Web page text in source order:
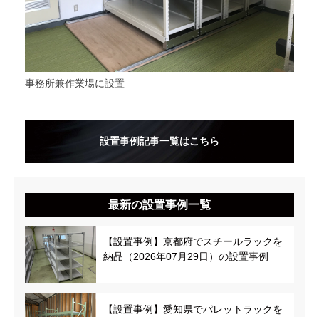
事務所兼作業場に設置
設置事例記事一覧はこちら
最新の設置事例一覧
【設置事例】京都府でスチールラックを
納品（2026年07月29日）の設置事例
【設置事例】愛知県でパレットラックを